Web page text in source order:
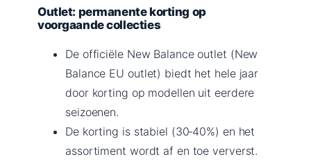
Outlet: permanente korting op
voorgaande collecties
De officiële New Balance outlet (New
Balance EU outlet) biedt het hele jaar
door korting op modellen uit eerdere
seizoenen.
De korting is stabiel (30‑40%) en het
assortiment wordt af en toe ververst.